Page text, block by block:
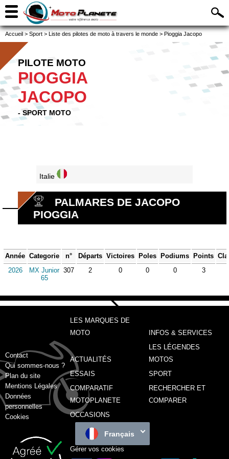
Accueil > Sport > Liste des pilotes de moto à travers le monde > Pioggia Jacopo
PILOTE MOTO
PIOGGIA
JACOPO
- SPORT MOTO
Italie
PALMARES DE JACOPO
PIOGGIA
Année Categorie n° Départs Victoires Poles Podiums Points
2026
MX Junior
65
307 2 0 0 0 3
Contact
Qui sommes-nous ?
Plan du site
Mentions Légales
Données
personnelles
Cookies
LES MARQUES DE
MOTO
INFOS & SERVICES
ACTUALITÉS
LES LÉGENDES
MOTOS
ESSAIS
SPORT
COMPARATIF
MOTOPLANETE
RECHERCHER ET
COMPARER
OCCASIONS
Français
Gérer vos cookies